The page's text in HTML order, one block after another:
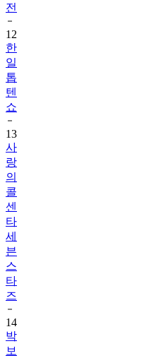
전
12
한
일
톱
텐
쇼
13
사
랑
의
콜
센
타
세
븐
스
타
즈
14
박
보